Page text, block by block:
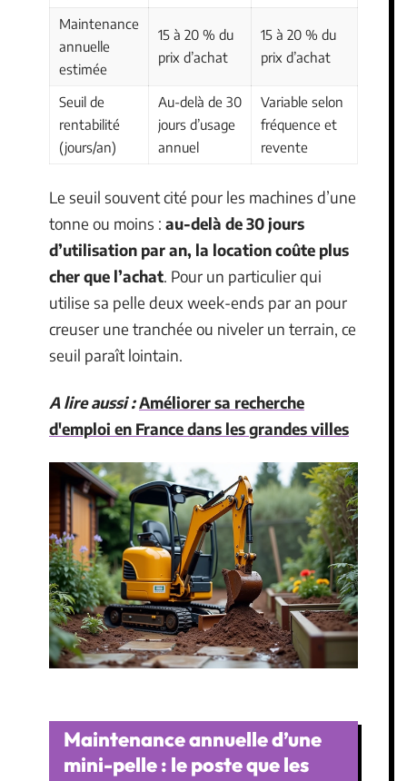
Maintenance
annuelle
estimée
15 à 20 % du
prix d’achat
15 à 20 % du
prix d’achat
Seuil de
rentabilité
(jours/an)
Au-delà de 30
jours d’usage
annuel
Variable selon
fréquence et
revente
Le seuil souvent cité pour les machines d’une
tonne ou moins : au-delà de 30 jours
d’utilisation par an, la location coûte plus
cher que l’achat. Pour un particulier qui
utilise sa pelle deux week-ends par an pour
creuser une tranchée ou niveler un terrain, ce
seuil paraît lointain.
A lire aussi :Améliorer sa recherche
d'emploi en France dans les grandes villes
Maintenance annuelle d’une
mini-pelle : le poste que les